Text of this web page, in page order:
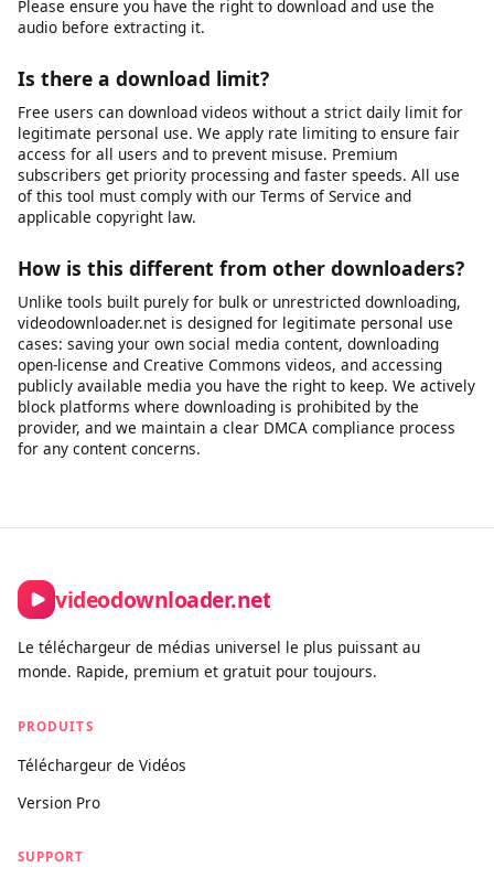
works in your browser. If it does, try copying the URL again and
submitting it fresh. If problems persist, our platform may be
have implemented new restrictions that we are working to
Can I download audio only (MP3)?
Yes, you can extract the audio track from a video as an MP3
file. This is useful for saving audio from videos you have rights
to - such as your own recordings, publicly licensed lectures,
Please ensure you have the right to download and use the
Is there a download limit?
Free users can download videos without a strict daily limit for
legitimate personal use. We apply rate limiting to ensure fair
access for all users and to prevent misuse. Premium
subscribers get priority processing and faster speeds. All use
of this tool must comply with our Terms of Service and
How is this different from other downloaders?
videodownloader.net is designed for legitimate personal use
cases: saving your own social media content, downloading
open-license and Creative Commons videos, and accessing
publicly available media you have the right to keep. We actively
block platforms where downloading is prohibited by the
for any content concerns.